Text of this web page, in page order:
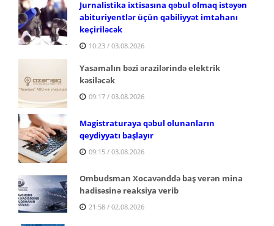
Jurnalistika ixtisasına qəbul olmaq istəyən
abituriyentlər üçün qabiliyyət imtahanı
keçiriləcək
10:23 / 03.08.2026
Yasamalın bəzi ərazilərində elektrik
kəsiləcək
09:17 / 03.08.2026
Magistraturaya qəbul olunanların
qeydiyyatı başlayır
09:15 / 03.08.2026
Ombudsman Xocavənddə baş verən mina
hadisəsinə reaksiya verib
21:58 / 02.08.2026